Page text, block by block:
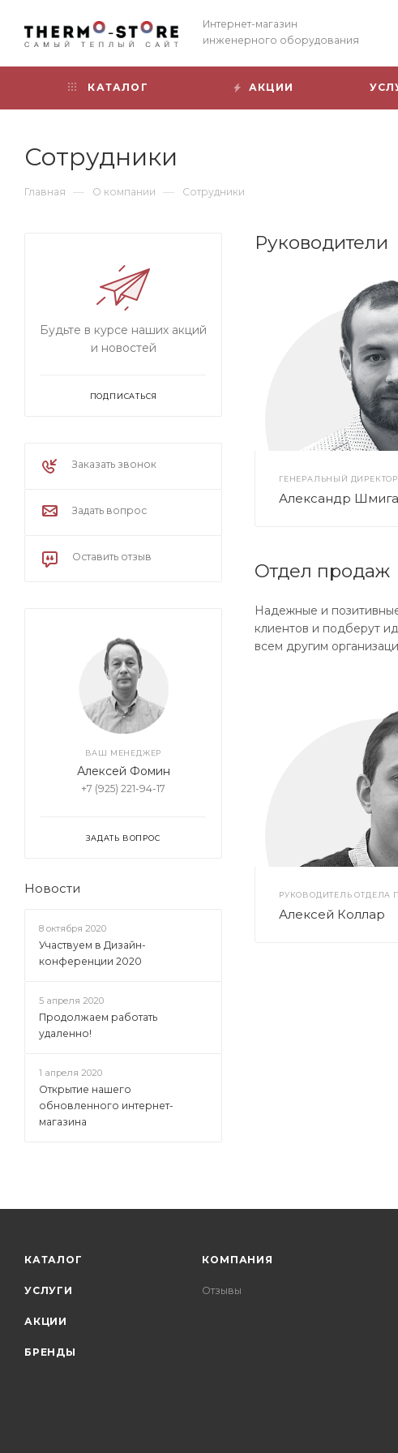
Интернет-магазин
инженерного оборудования
КАТАЛОГ АКЦИИ
Сотрудники
Главная — О компании — Сотрудники
Руководители
ГЕНЕРАЛЬНЫЙ ДИРЕКТОР
Александр
Отдел продаж
Надежные и
клиентов и подберут
всем другим
РУКОВОДИТЕЛЬ ОТДЕЛА
Алексей Коллар
Будьте в курсе наших акций
и новостей
ПОДПИСАТЬСЯ
Заказать звонок
Задать вопрос
Оставить отзыв
ВАШ МЕНЕДЖЕР
Алексей Фомин
+7 (925) 221-94-17
ЗАДАТЬ ВОПРОС
Новости
8 октября 2020
Участвуем в Дизайн-
конференции 2020
5 апреля 2020
Продолжаем работать
удаленно!
1 апреля 2020
Открытие нашего
обновленного интернет-
магазина
КАТАЛОГ
УСЛУГИ
АКЦИИ
БРЕНДЫ
КОМПАНИЯ
Отзывы